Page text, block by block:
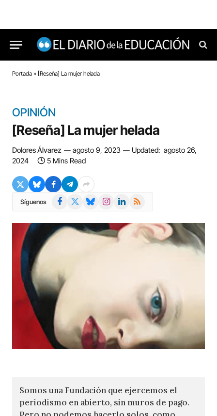
Portada » [Reseña] La mujer helada
OPINIÓN
[Reseña] La mujer helada
Dolores Álvarez agosto 9, 2023 Updated: agosto 26,
2024
5 Mins Read
Síguenos Facebook BlueskyInstagramLinkedIn
RSS
Somos una Fundación que ejercemos el
periodismo en abierto, sin muros de pago.